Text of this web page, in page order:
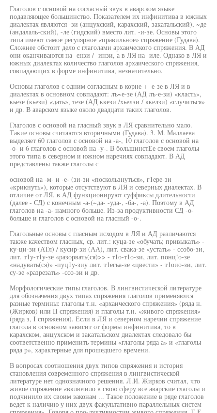
Глаголов с основой на согласный звук в аварском языке
подавляющее большинство. Показателем их инфинитива в южных
диалектах являются -зи (анцухский, карахский, закатальский), ~де
(андалаль-ский), -ле (гидский) вместо лит. -и-зе. Основы этого
типа имеют самое регулярное «правильное» спряжение (Гудава).
Сложнее обстоит дело с глаголами архаического спряжения. В АД
они оканчиваются на -ензи / -инзи, а в ЛЯ на -иле. Однако в ЛЯ и
южных диалектах количество глаголов архаического спряжения,
совпадающих в форме инфинитива, незначительно.
Основы глаголов с одним согласным в корне + -е-зе в ЛЯ и в
диалектах в основном совпадают: лъ~е-зе (АД лъ-е-зи) «класть»,
кьезе (кьези) «дать», тезе (АД ккези /хьелзи / ккелзи) «случиться»
и др. В аварском языке около двадцати таких глаголов.
Глаголов с основой на гласный звук в ЛЯ сравнительно мало.
Такие основы считаются вторичными (Гудава). 3. М. Маллаева
выделяет 60 глаголов с основой на -а-, 10 глаголов с основой на
-о- и 6 глаголов с основой на -у-. В большинстЕе своем глаголы
этого типа в северном и южном наречиях совпадают. В АД
представлены также глаголы с
основой на -м- и -е- (зи-зи «поскользнуться», г1ере-зи
«крикнуть»), которые отсутствуют в ЛЯ и северных диалектах. В
отличие от ЛЯ, в АД функционируют суффиксы длительности
(далее - СД) с конечным -а-(~да- -уда-, -ба-, -а). Поэтому в АД
глаголов на -а- намного больше. Из-за продуктивности СД -о-
больше и глаголов с основой на гласный -о-.
Глагольные основы с гласным исходом в ЛЯ и АД различаются
также качеством гласных, ср. лит.: куца-зе «обучать; привыкать» -
ку-ци-зи (АТл) / кусир-зи (АА), лит. свака-зе «устать» - ссобо-зи,
лит. т1у-т1у-зе «разорвать(ся)>> - т1о-т1о-зи, лит. понц!о-зе
«надувать(ся)» -пуц1у-зиу лит. т1егьа-зе «цвести» - т1оио-зи, лит.
су-зе «разрезать» -ссо-зи и др.
Морфологические типы глаголов. В лингвистической литературе
для обозначения двух типах спряжения глаголов применяются
разные термины: глаголы т.н. «архаического спряжения» (ряда н.
(Жирков) или II спряжения) и глаголы т.н. «живого спряжения»
(ряда з, I спряжения). Если в ЛЯ и северном наречии спряжение
глагола в основном зависит от формы инфинитива, то в
карахском, анцухском и закатальском диалектах следовало бы
соответственно применить термины «глаголы ряда а» и «глаголы
ряда р», характерные для прошедшего времени.
В вопросах соотношения двух типов спряжения и история
становления современного спряжения в лингвистической
литературе нет однозначного решения. Л.И. Жирков считал, что
живое спряжение «включило в свою сферу все аварские глаголы и
подчинило их своим законам ... Такое положение в ряде глаголов
ведет к наличию у них двух факультативно параллельных систем